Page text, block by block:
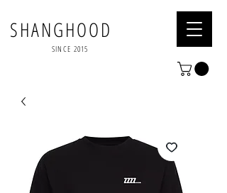
SHANGHOOD
SINCE 2015